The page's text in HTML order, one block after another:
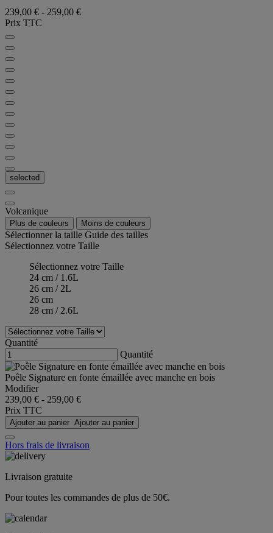
239,00 € - 259,00 €
Prix TTC
selected
Volcanique
Plus de couleurs Moins de couleurs
Sélectionner la taille Guide des tailles
Sélectionnez votre Taille
Sélectionnez votre Taille
24 cm / 1.6L
26 cm / 2L
26 cm
28 cm / 2.6L
Quantité
Quantité
Poêle Signature en fonte émaillée avec manche en bois
Modifier
239,00 € - 259,00 €
Prix TTC
Ajouter au panier Ajouter au panier
Hors frais de livraison
Livraison gratuite
Pour toutes les commandes de plus de 50€.